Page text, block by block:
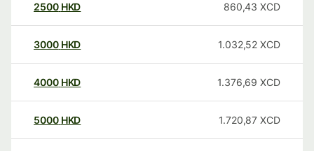
2500 HKD 860,43 XCD
3000 HKD 1.032,52 XCD
4000 HKD 1.376,69 XCD
5000 HKD 1.720,87 XCD